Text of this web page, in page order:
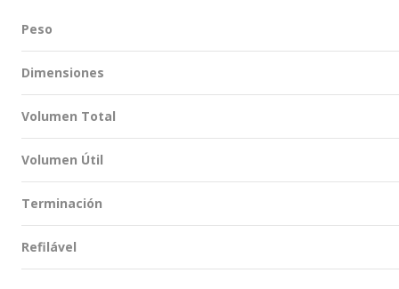
Peso
Dimensiones
Volumen Total
Volumen Útil
Terminación
Refilável